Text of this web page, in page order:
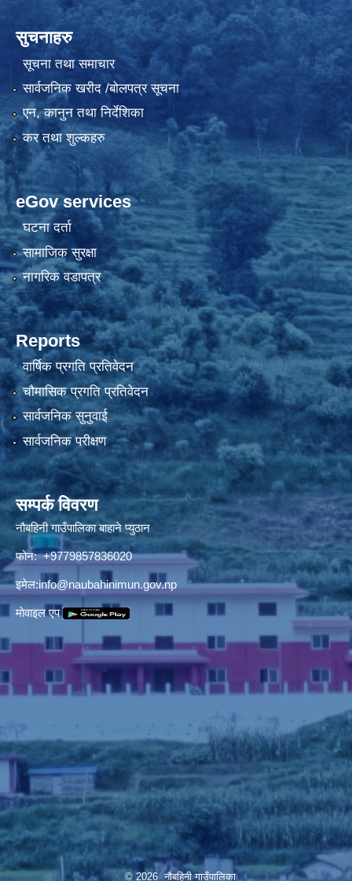
सुचनाहरु
सूचना तथा समाचार
सार्वजनिक खरीद /बोलपत्र सूचना
एन, कानुन तथा निर्देशिका
कर तथा शुल्कहरु
eGov services
घटना दर्ता
सामाजिक सुरक्षा
नागरिक वडापत्र
Reports
वार्षिक प्रगति प्रतिवेदन
चौमासिक प्रगति प्रतिवेदन
सार्वजनिक सुनुवाई
सार्वजनिक परीक्षण
सम्पर्क विवरण
नौबहिनी गाउँपालिका बाहाने प्युठान
फोन: +9779857836020
इमेल:info@naubahinimun.gov.np
माेवाइल एप
© 2026 नौबहिनी गाउँपालिका